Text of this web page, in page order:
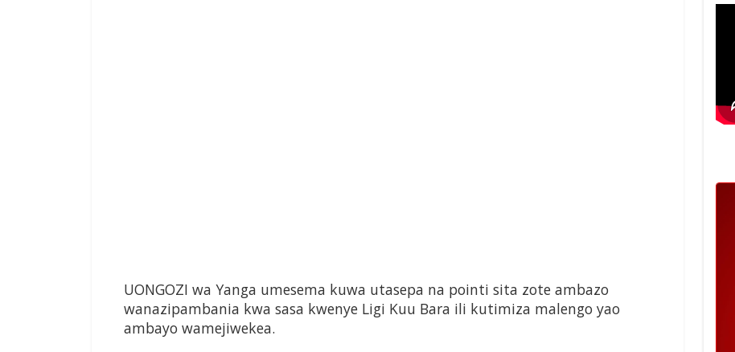
UONGOZI wa Yanga umesema kuwa utasepa na pointi sita zote ambazo
wanazipambania kwa sasa kwenye Ligi Kuu Bara ili kutimiza malengo yao
ambayo wamejiwekea.